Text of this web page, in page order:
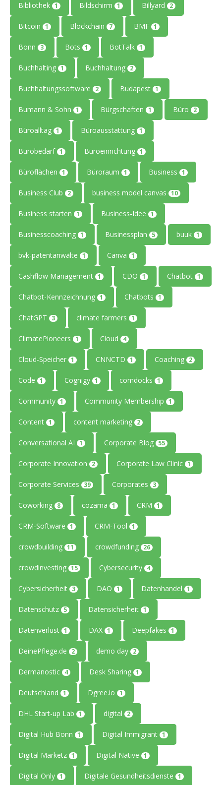
Bibliothek 1 Bildschirm 1 Billyard 2
Bitcoin 1 Blockchain 7 BMF 1
Bonn 3 Bots 1 BotTalk 1
Buchhalting 1 Buchhaltung 2
Buchhaltungssoftware 2 Budapest 1
Bumann & Sohn 1 Bürgschaften 1 Büro 2
Büroalltag 1 Büroausstattung 1
Bürobedarf 1 Büroeinrichtung 1
Büroflächen 1 Büroraum 1 Business 1
Business Club 2 business model canvas 10
Business starten 1 Business-Idee 1
Businesscoaching 1 Businessplan 5 buuk 1
bvk-patentanwälte 1 Canva 1
Cashflow Management 1 CDO 1 Chatbot 1
Chatbot-Kennzeichnung 1 Chatbots 1
ChatGPT 3 climate farmers 1
ClimatePioneers 1 Cloud 4
Cloud-Speicher 1 CNNCTD 1 Coaching 2
Code 1 Cognigy 1 comdocks 1
Community 1 Community Membership 1
Content 1 content marketing 2
Conversational AI 1 Corporate Blog 55
Corporate Innovation 2 Corporate Law Clinic 1
Corporate Services 39 Corporates 3
Coworking 8 cozama 1 CRM 1
CRM-Software 1 CRM-Tool 1
crowdbuilding 11 crowdfunding 26
crowdinvesting 15 Cybersecurity 4
Cybersicherheit 3 DAO 1 Datenhandel 1
Datenschutz 5 Datensicherheit 1
Datenverlust 1 DAX 1 Deepfakes 1
DeinePflege.de 2 demo day 2
Dermanostic 4 Desk Sharing 1
Deutschland 1 Dgree.io 1
DHL Start-up Lab 1 digital 2
Digital Hub Bonn 1 Digital Immigrant 1
Digital Marketz 1 Digital Native 1
Digital Only 1 Digitale Gesundheitsdienste 1